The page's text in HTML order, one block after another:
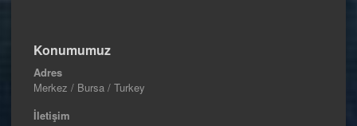
Konumumuz
Adres
Merkez / Bursa / Turkey
İletişim